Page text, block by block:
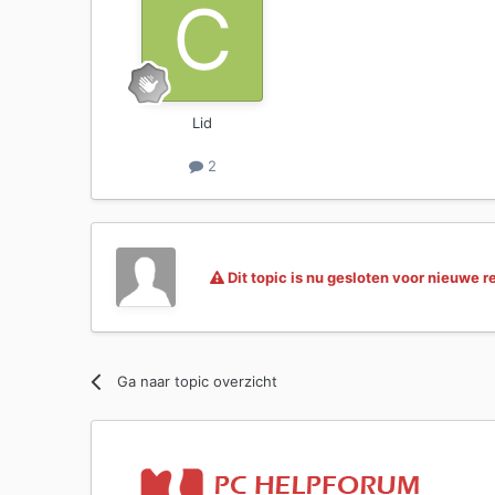
Lid
2
Dit topic is nu gesloten voor nieuwe
Ga naar topic overzicht